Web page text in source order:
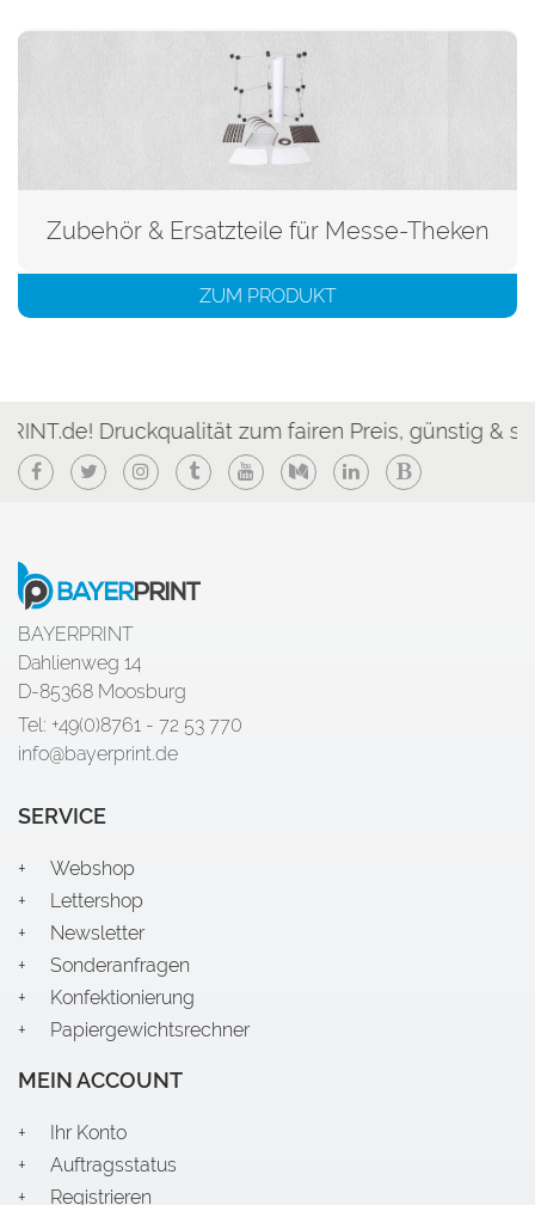
Zubehör & Ersatzteile für Messe-Theken
ZUM PRODUKT
zum fairen Preis, günstig & schnell!
FacebookTwitterInstagram
Tumblr YouTubeMediumLinkedInBlogger
BAYERPRINT
Dahlienweg 14
D-85368 Moosburg
Tel: +49(0)8761 - 72 53 770
info@bayerprint.de
SERVICE
Webshop
Lettershop
Newsletter
Sonderanfragen
Konfektionierung
Papiergewichtsrechner
MEIN ACCOUNT
Ihr Konto
Auftragsstatus
Registrieren